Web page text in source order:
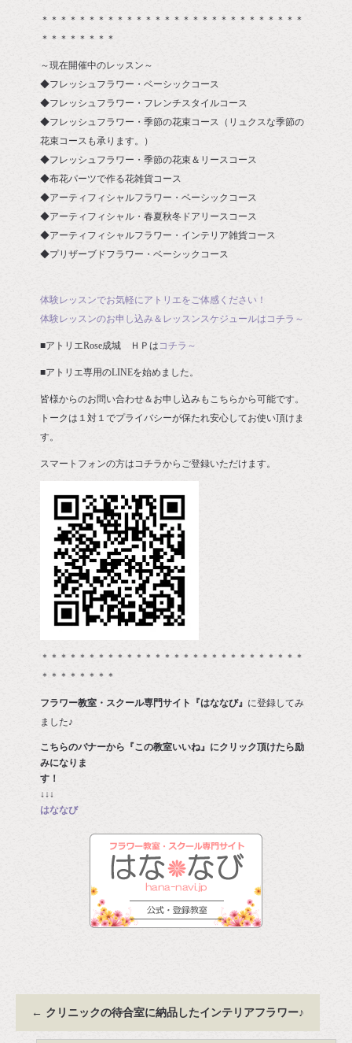
＊＊＊＊＊＊＊＊＊＊＊＊＊＊＊＊＊＊＊＊＊＊＊＊＊＊＊＊
＊＊＊＊＊＊＊＊
～現在開催中のレッスン～
◆フレッシュフラワー・ベーシックコース
◆フレッシュフラワー・フレンチスタイルコース
◆フレッシュフラワー・季節の花束コース（リュクスな季節の
花束コースも承ります。）
◆フレッシュフラワー・季節の花束＆リースコース
◆布花パーツで作る花雑貨コース
◆アーティフィシャルフラワー・ベーシックコース
◆アーティフィシャル・春夏秋冬ドアリースコース
◆アーティフィシャルフラワー・インテリア雑貨コース
◆プリザーブドフラワー・ベーシックコース
体験レッスンでお気軽にアトリエをご体感ください！
体験レッスンのお申し込み＆レッスンスケジュールはコチラ～
■アトリエRose成城 ＨＰは コチラ～
■アトリエ専用のLINEを始めました。
皆様からのお問い合わせ＆お申し込みもこちらから可能です。
トークは１対１でプライバシーが保たれ安心してお使い頂けま
す。
スマートフォンの方はコチラからご登録いただけます。
＊＊＊＊＊＊＊＊＊＊＊＊＊＊＊＊＊＊＊＊＊＊＊＊＊＊＊＊
＊＊＊＊＊＊＊＊
フラワー教室・スクール専門サイト『はななび』 に登録してみ
ました♪
こちらのバナーから『この教室いいね』にクリック頂けたら励
みになりま
す
↓↓↓
はななび
← クリニックの待合室に納品したインテリアフラワー♪